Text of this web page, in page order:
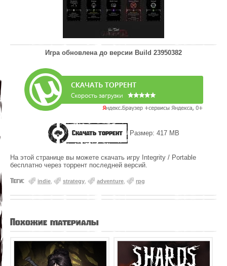
Игра обновлена до версии Build 23950382
Скачать торрент Размер: 417 MB
На этой странице вы можете скачать игру Integrity / Portable
бесплатно через торрент последней версий.
Теги: indie strategy adventure rpg
Похожие материалы